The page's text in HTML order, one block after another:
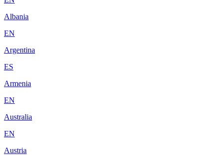
Albania
EN
Argentina
ES
Armenia
EN
Australia
EN
Austria